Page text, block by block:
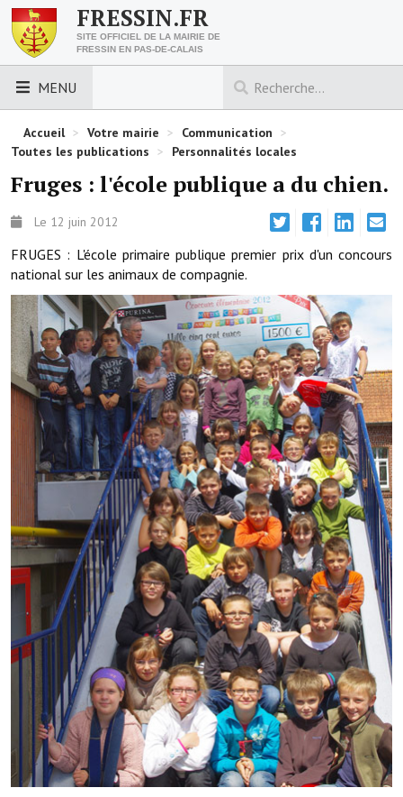
FRESSIN.FR
SITE OFFICIEL DE LA MAIRIE DE
FRESSIN EN PAS-DE-CALAIS
MENU
LES ESSENTIELS
Découvrez Fressin
Urbanisme
Nous contacter
Horaires de la mairie
Les foulées fressinoises
ACCÈS RAPIDE
Démarches administratives
Projets et travaux en cours
Fêtes et manifestations
Numéros d'urgence
Terrains et maisons à vendre
VOTRE MAIRIE
Elus et agents
L'équipe municipale
Le personnel municipal
Les moyens financiers
Accueil > Votre mairie > Communication >
Toutes les publications > Personnalités locales
Fruges : l'école publique a du chien.
Le 12 juin 2012
FRUGES : L'école primaire publique premier prix d'un concours
national sur les animaux de compagnie.